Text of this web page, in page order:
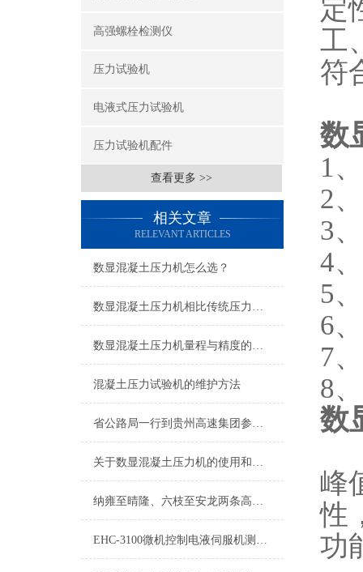
高强螺栓检测仪
压力试验机
电液式压力试验机
压力试验机配件
查看更多 >>
相关文章
RELEVANT ARTICLES
数显混凝土压力机怎么选？
数显混凝土压力机相比传统压力机有哪些优势？
数显混凝土压力机量程与精度的严格要求
混凝土压力试验机的维护方法
省公路局一行到贵州高速集团参观交流信息化工作
关于数显混凝土压力机的使用和维护都在这篇文章里
纳雍至晴隆、六枝至安龙两条高速公路年内开工
EHC-3100微机控制电液伺服机测控系统厂家供应
定
工
符
数
1
2
3
4
5
6
7
8
数
峰
性
功